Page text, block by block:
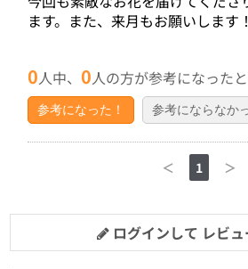
ます。また、来月もお願いします！
0人中、0人の方が参考になったと
参考になった！ 参考にならなか
＜ 1 ＞
ログインして レビュ